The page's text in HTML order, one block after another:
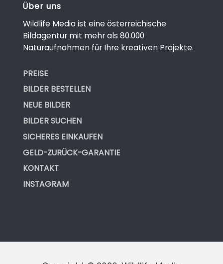
Über uns
Wildlife Media ist eine österreichische
Bildagentur mit mehr als 80.000
Naturaufnahmen für Ihre kreativen Projekte.
PREISE
BILDER BESTELLEN
NEUE BILDER
BILDER SUCHEN
SICHERES EINKAUFEN
GELD-ZURÜCK-GARANTIE
KONTAKT
INSTAGRAM